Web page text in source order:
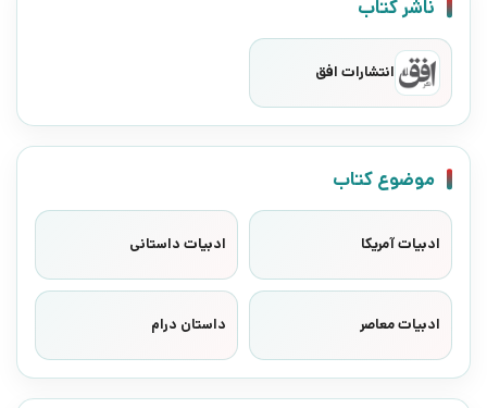
ناشر کتاب
انتشارات افق
موضوع کتاب
ادبیات آمریکا ادبیات داستانی
ادبیات معاصر داستان درام